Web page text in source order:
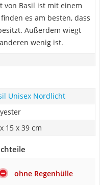
von Basil ist mit einem
es am besten, dass
Außerdem wiegt
wenig ist.
Unisex Nordlicht
15 x 39 cm
ohne Regenhülle